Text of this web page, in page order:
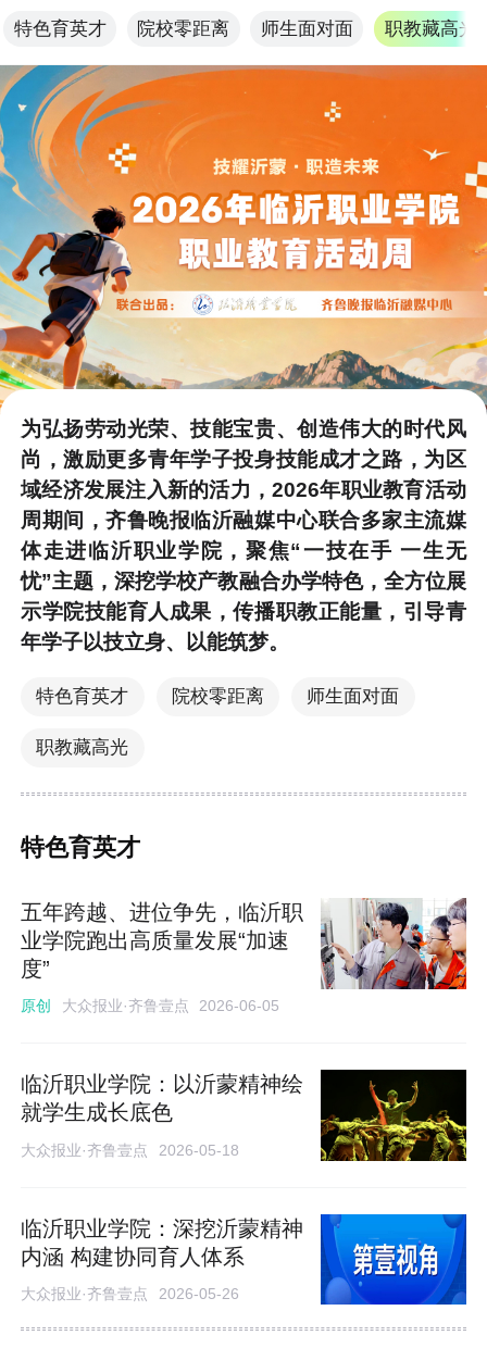
首页 打开
为弘扬劳动光荣、技能宝贵、创造伟大的时代风
尚，激励更多青年学子投身技能成才之路，为区
域经济发展注入新的活力，2026年职业教育活动
周期间，齐鲁晚报临沂融媒中心联合多家主流媒
体走进临沂职业学院，聚焦“一技在手 一生无
忧”主题，深挖学校产教融合办学特色，全方位展
示学院技能育人成果，传播职教正能量，引导青
年学子以技立身、以能筑梦。
特色育英才 院校零距离 师生面对面
职教藏高光
特色育英才 院校零距离 师生面对面 职教藏高光
特色育英才
五年跨越、进位争先，临沂职
业学院跑出高质量发展“加速
度”
原创 大众报业·齐鲁壹点 2026-06-05
临沂职业学院：以沂蒙精神绘
就学生成长底色
大众报业·齐鲁壹点 2026-05-18
临沂职业学院：深挖沂蒙精神
内涵 构建协同育人体系
大众报业·齐鲁壹点 2026-05-26